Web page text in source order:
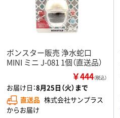
ボンスター販売 浄水蛇口
MINI ミニ J-081 1個（直送品）
￥444（税込）
お届け日：8月25日（火）まで
直送品 株式会社サンプラス
からお届け